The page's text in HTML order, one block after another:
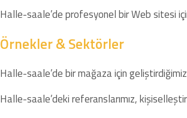
Halle-saale’de profesyonel bir Web sitesi
Örnekler & Sektörler
Halle-saale’de bir mağaza için
Halle-saale’deki referanslarımız,